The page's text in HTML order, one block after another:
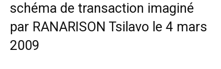
schéma de transaction imaginé
par RANARISON Tsilavo le 4 mars
2009